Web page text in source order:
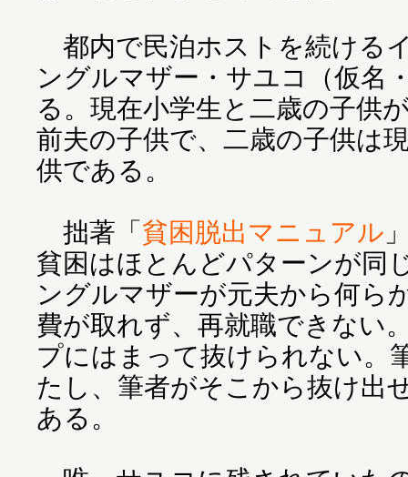
都内で民泊ホストを続ける
ングルマザー・サユコ（仮名
る。現在小学生と二歳の子供
前夫の子供で、二歳の子供は
供である。
拙著「貧困脱出マニュアル
貧困はほとんどパターンが同
ングルマザーが元夫から何ら
費が取れず、再就職できない
プにはまって抜けられない。
たし、筆者がそこから抜け出
ある。